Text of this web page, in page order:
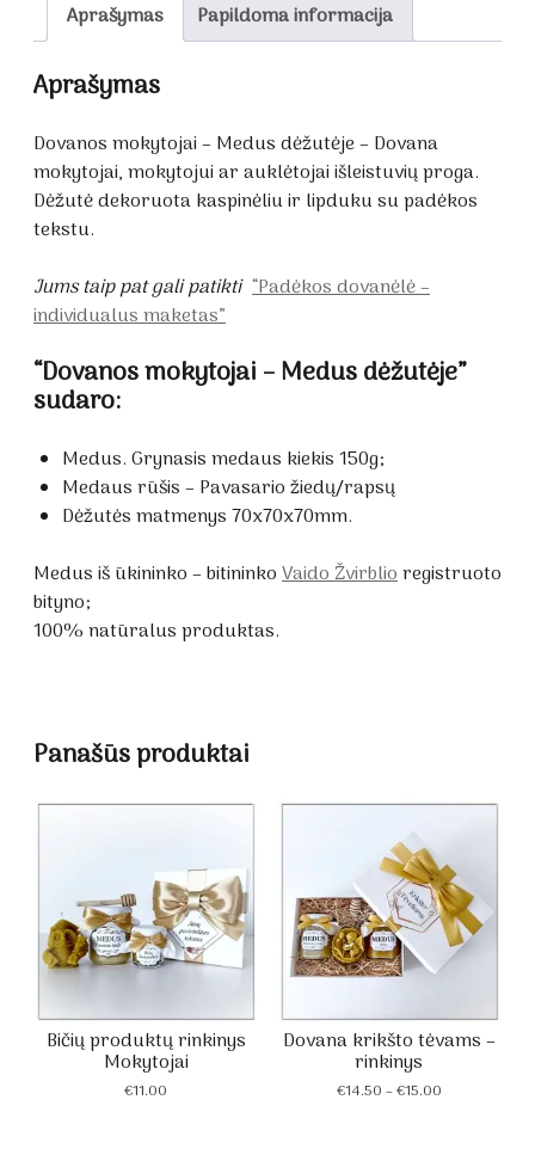
Aprašymas Papildoma informacija
Aprašymas
Dovanos mokytojai – Medus dėžutėje – Dovana
mokytojai, mokytojui ar auklėtojai išleistuvių proga.
Dėžutė dekoruota kaspinėliu ir lipduku su padėkos
tekstu.
Jums taip pat gali patikti “Padėkos dovanėlė –
individualus maketas”
“Dovanos mokytojai – Medus dėžutėje”
sudaro:
Medus. Grynasis medaus kiekis 150g;
Medaus rūšis – Pavasario žiedų/rapsų
Dėžutės matmenys 70x70x70mm.
Medus iš ūkininko – bitininkoVaido Žvirblioregistruoto
bityno;
100% natūralus produktas.
Panašūs produktai
Bičių produktų rinkinys
Mokytojai
€11.00
Dovana krikšto tėvams –
rinkinys
€14.50 –€15.00Price